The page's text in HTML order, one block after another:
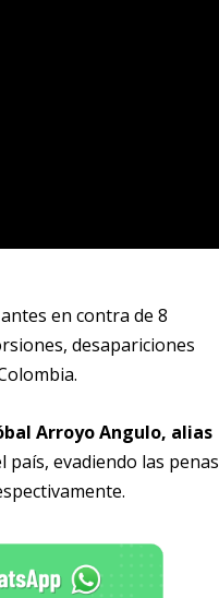
en contra de 8
desapariciones
Arroyo Angulo, alias
evadiendo las penas